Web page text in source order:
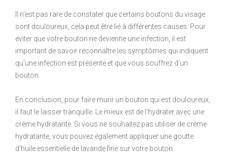
Il n’est pas rare de constater que certains boutons du visage
sont douloureux, cela peut être lié à différentes causes. Pour
éviter que votre bouton ne devienne une infection, il est
important de savoir reconnaître les symptômes qui indiquent
qu’une infection est présente et que vous souffrez d’un
bouton.
En conclusion, pour faire murir un bouton qui est douloureux,
il faut le laisser tranquille. Le mieux est de l’hydrater avec une
crème hydratante. Si vous ne souhaitez pas utiliser de crème
hydratante, vous pouvez également appliquer une goutte
d’huile essentielle de lavande fine sur votre bouton.